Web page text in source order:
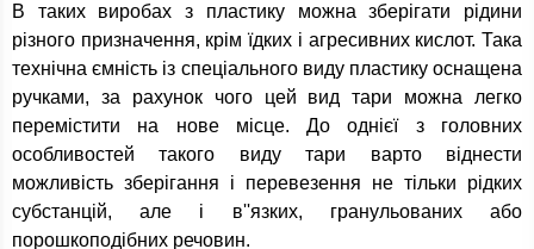
В таких виробах з пластику можна зберігати рідини
різного призначення, крім їдких і агресивних кислот. Така
технічна ємність із спеціального виду пластику оснащена
ручками, за рахунок чого цей вид тари можна легко
перемістити на нове місце. До однієї з головних
особливостей такого виду тари варто віднести
можливість зберігання і перевезення не тільки рідких
субстанцій, але і в''язких, гранульованих або
порошкоподібних речовин.